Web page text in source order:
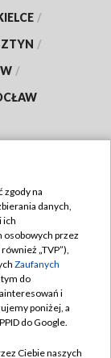
/
/
/
zgody na
danych,
ich
osobowych przez
„TVP”),
Zaufanych
do
i
poniżej, a
do Google.
Ciebie naszych